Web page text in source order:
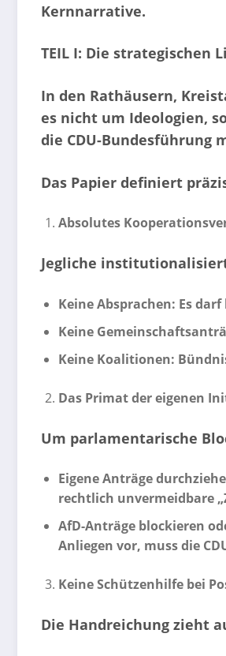
Kernnarrative.
TEIL I: Die strategischen
In den Rathäusern,
es nicht um Ideologien,
die CDU-Bundesführung
Das Papier definiert
Absolutes
Jegliche
Keine Absprachen: Es
Keine
Keine Koalitionen:
Das Primat der eigenen
Um parlamentarische
Eigene Anträge
rechtlich unvermeidbare
AfD-Anträge blockieren
Anliegen vor, muss die
Keine Schützenhilfe bei
Die Handreichung zieht